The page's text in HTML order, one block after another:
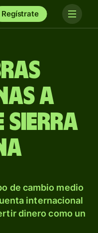
Regístrate
a
Sierra
de cambio medio
internacional
dinero como un